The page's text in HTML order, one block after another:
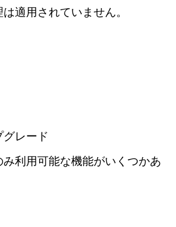
適用されていません。
レード
利用可能な機能がいくつかあ